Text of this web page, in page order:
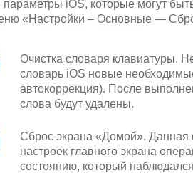
параметры iOS, которые могут
«Настройки – Основные —
Очистка словаря клавиатуры.
словарь iOS новые
автокоррекция). После
слова будут удалены.
Сброс экрана «Домой». Данная
настроек главного экрана
состоянию, который